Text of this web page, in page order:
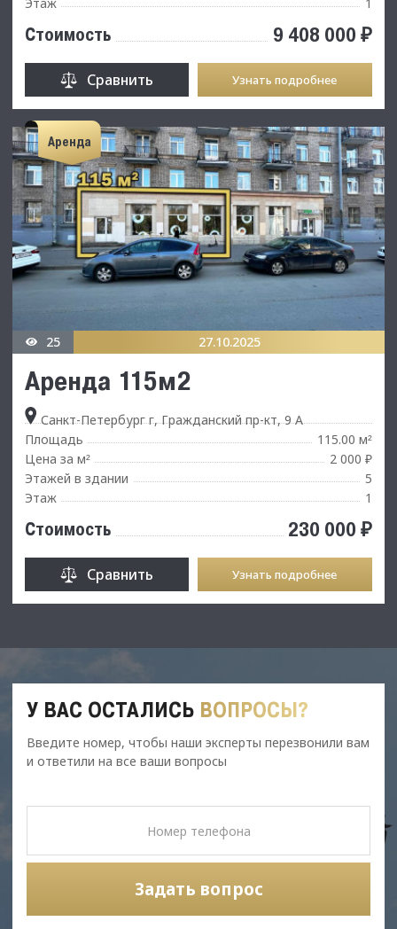
Стоимость 9 408 000 ₽
Сравнить Узнать подробнее
Аренда
25 27.10.2025
Аренда 115м2
Санкт-Петербург г, Гражданский пр-кт, 9 А
Площадь
115.00 м²
Цена за м²
2 000 ₽
Этажей в здании
5
Этаж
1
Стоимость 230 000 ₽
Сравнить Узнать подробнее
У ВАС ОСТАЛИСЬ ВОПРОСЫ?
Введите номер, чтобы наши эксперты перезвонили вам
и ответили на все ваши вопросы
Задать вопрос